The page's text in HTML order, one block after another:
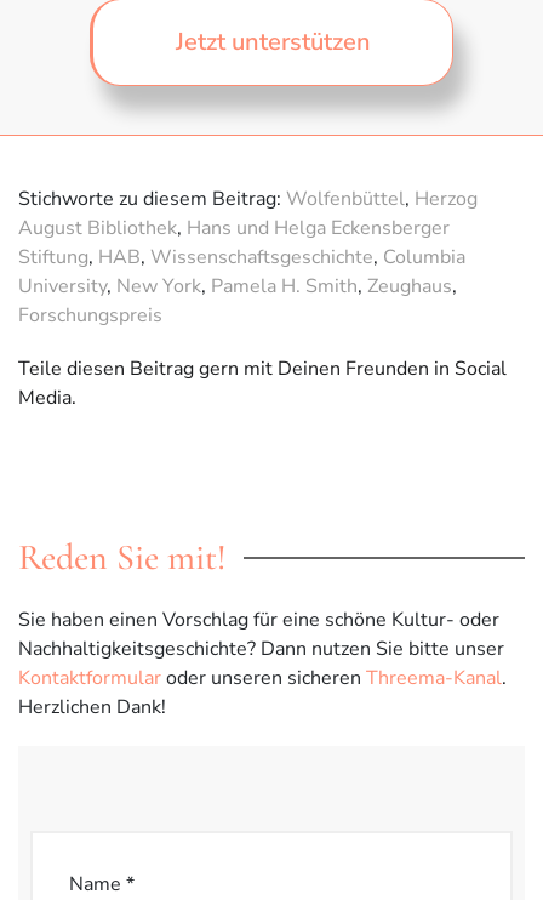
Jetzt unterstützen
Stichworte zu diesem Beitrag: Wolfenbüttel, Herzog
August Bibliothek, Hans und Helga Eckensberger
Stiftung, HAB, Wissenschaftsgeschichte, Columbia
University, New York, Pamela H. Smith, Zeughaus,
Forschungspreis
Teile diesen Beitrag gern mit Deinen Freunden in Social
Media.
Reden Sie mit!
Sie haben einen Vorschlag für eine schöne Kultur- oder
Nachhaltigkeitsgeschichte? Dann nutzen Sie bitte unser
Kontaktformularoder unseren sicheren Threema-Kanal.
Herzlichen Dank!
Name *